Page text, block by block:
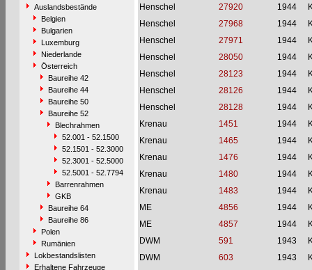
Auslandsbestände
Belgien
Bulgarien
Luxemburg
Niederlande
Österreich
Baureihe 42
Baureihe 44
Baureihe 50
Baureihe 52
Blechrahmen
52.001 - 52.1500
52.1501 - 52.3000
52.3001 - 52.5000
52.5001 - 52.7794
Barrenrahmen
GKB
Baureihe 64
Baureihe 86
Polen
Rumänien
Lokbestandslisten
Erhaltene Fahrzeuge
Henschel
27920 1944
Henschel
27968 1944
Henschel
27971 1944
Henschel
28050 1944
Henschel
28123 1944
Henschel
28126 1944
Henschel
28128 1944
Krenau
1451 1944
Krenau
1465 1944
Krenau
1476 1944
Krenau
1480 1944
Krenau
1483 1944
ME
4856 1944
ME
4857 1944
DWM
591 1943
DWM
603 1943